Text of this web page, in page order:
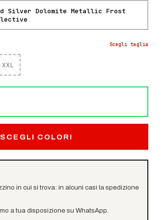
Silver Dolomite Metallic Frost
Scegli taglia
XXL
SCEGLI COLORI
in cui si trova: in alcuni casi la spedizione
a tua disposizione su WhatsApp.